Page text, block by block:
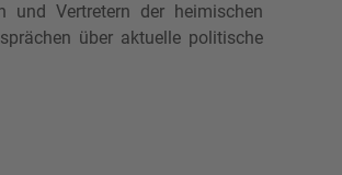
und Vertretern der heimischen
über aktuelle politische